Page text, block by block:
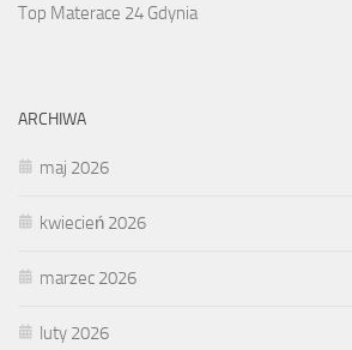
Top Materace 24 Gdynia
ARCHIWA
maj 2026
kwiecień 2026
marzec 2026
luty 2026